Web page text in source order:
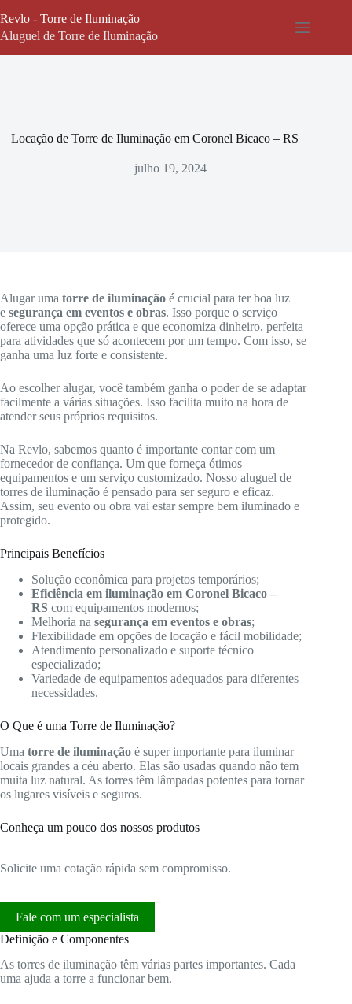
para
o
Revlo - Torre de Iluminação
Aluguel de Torre de Iluminação
Locação de Torre de Iluminação em Coronel Bicaco – RS
julho 19, 2024
Alugar uma torre de iluminação é crucial para ter boa luz
e segurança em eventos e obras. Isso porque o serviço
oferece uma opção prática e que economiza dinheiro, perfeita
para atividades que só acontecem por um tempo. Com isso, se
ganha uma luz forte e consistente.
Ao escolher alugar, você também ganha o poder de se adaptar
facilmente a várias situações. Isso facilita muito na hora de
atender seus próprios requisitos.
Na Revlo, sabemos quanto é importante contar com um
fornecedor de confiança. Um que forneça ótimos
equipamentos e um serviço customizado. Nosso aluguel de
torres de iluminação é pensado para ser seguro e eficaz.
Assim, seu evento ou obra vai estar sempre bem iluminado e
protegido.
Principais Benefícios
Solução econômica para projetos temporários;
Eficiência em iluminação em Coronel Bicaco –
RS com equipamentos modernos;
Melhoria na segurança em eventos e obras;
Flexibilidade em opções de locação e fácil mobilidade;
Atendimento personalizado e suporte técnico
especializado;
Variedade de equipamentos adequados para diferentes
necessidades.
O Que é uma Torre de Iluminação?
Uma torre de iluminação é super importante para iluminar
locais grandes a céu aberto. Elas são usadas quando não tem
muita luz natural. As torres têm lâmpadas potentes para tornar
os lugares visíveis e seguros.
Conheça um pouco dos nossos produtos
Solicite uma cotação rápida sem compromisso.
Fale com um especialista
Definição e Componentes
As torres de iluminação têm várias partes importantes. Cada
uma ajuda a torre a funcionar bem.